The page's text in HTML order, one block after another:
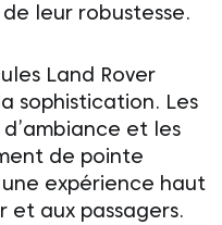
leur robustesse.
Land Rover
sophistication. Les
et les
de pointe
expérience haut
et aux passagers.